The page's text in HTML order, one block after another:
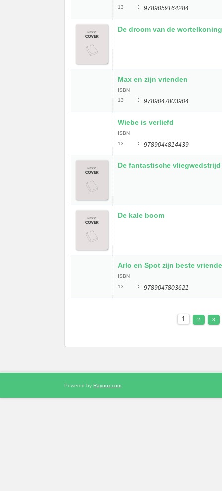
13
: 9789059164284
De droom van de
Max en zijn vrienden
ISBN
13
: 9789047803904
Wiebe is verliefd
ISBN
13
: 9789044814439
De fantastische vliegwedstrijd
De kale boom
Arlo en Spot zijn beste
ISBN
13
: 9789047803621
1 2 3
Powered by Raynux.com